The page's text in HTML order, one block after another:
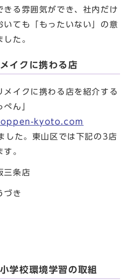
きる雰囲気ができ、社内だけ
いても「もったいない」の意
た。
イクに携わる店
イクに携わる店を紹介する
ん」
kyoto.com
した。東山区では下記の3店
。
条店
き
学校環境学習の取組